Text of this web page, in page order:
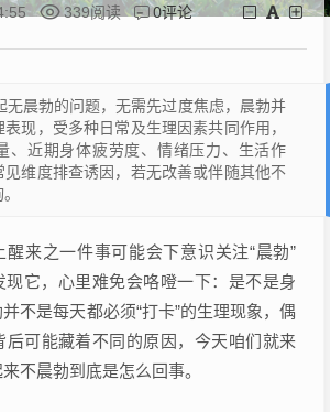
339阅读 0评论
无晨勃的问题，无需先过度焦虑，晨勃并
现，受多种日常及生理因素共同作用，
、近期身体疲劳度、情绪压力、生活作
见维度排查诱因，若无改善或伴随其他不
醒来之一件事可能会下意识关注“晨勃”
它，心里难免会咯噔一下：是不是身
不是每天都必须“打卡”的生理现象，偶
后可能藏着不同的原因，今天咱们就来
不晨勃到底是怎么回事。